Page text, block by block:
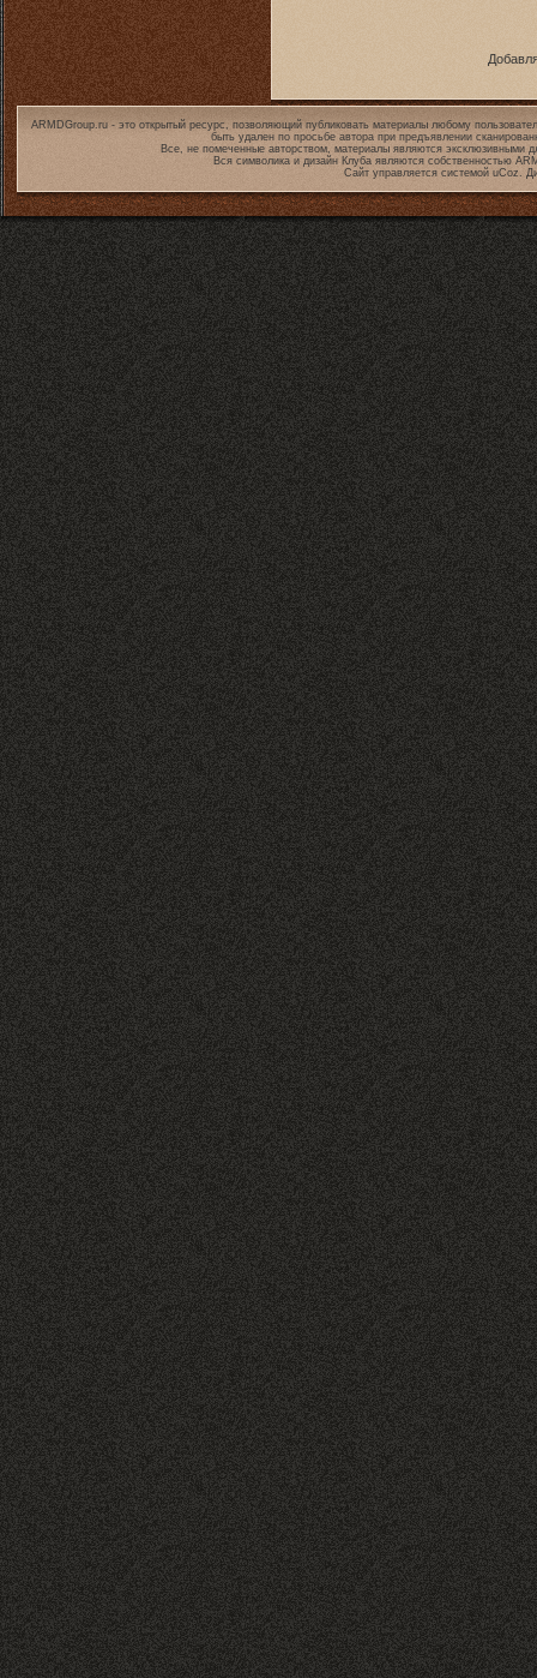
ARMDGroup.ru - это открытый ресурс, позволяющий публиковать материалы любому
быть удален по просьбе автора при предъявлении
Все, не помеченные авторством, материалы являются эксклюзивными
Вся символика и дизайн Клуба являются собственностью
Сайт управляется системой uCoz.